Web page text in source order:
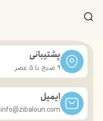
پشتیبانی
9 صبح تا ۵ عصر
ایمیل
info@zibaloun.com